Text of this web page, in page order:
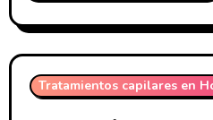
Tratamientos capilares en